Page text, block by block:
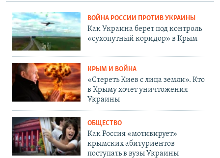
ВОЙНА РОССИИ ПРОТИВ УКРАИНЫ
Как Украина берет под контроль
«сухопутный коридор» в Крым
КРЫМ И ВОЙНА
«Стереть Киев с лица земли». Кто
в Крыму хочет уничтожения
Украины
ОБЩЕСТВО
Как Россия «мотивирует»
крымских абитуриентов
поступать в вузы Украины